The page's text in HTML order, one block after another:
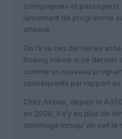
(compagnies et
lancement de programme
atténué
On l’a vu ces dernières
Boeing même si ce dernier
comme un nouveau
conséquents par rapport au
Chez Airbus, depuis le
en 2006, il n’y eu plus de
dommage lorsqu’ on voit